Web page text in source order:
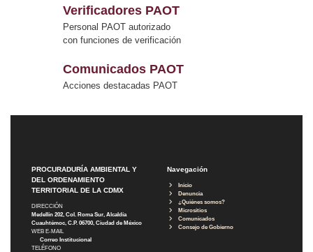
Verificadores PAOT
Personal PAOT autorizado
con funciones de verificación
Comunicados PAOT
Acciones destacadas PAOT
PROCURADURÍA AMBIENTAL Y
DEL ORDENAMIENTO
TERRITORIAL DE LA CDMX
DIRECCIÓN
Medellín 202, Col. Roma Sur, Alcaldía
Cuauhtémoc, C.P. 06700, Ciudad de México
WEB E-MAIL
Correo Institucional
TELÉFONO
Navegación
Inicio
Denuncia
¿Quiénes somos?
Micrositios
Comunicados
Consejo de Gobierno